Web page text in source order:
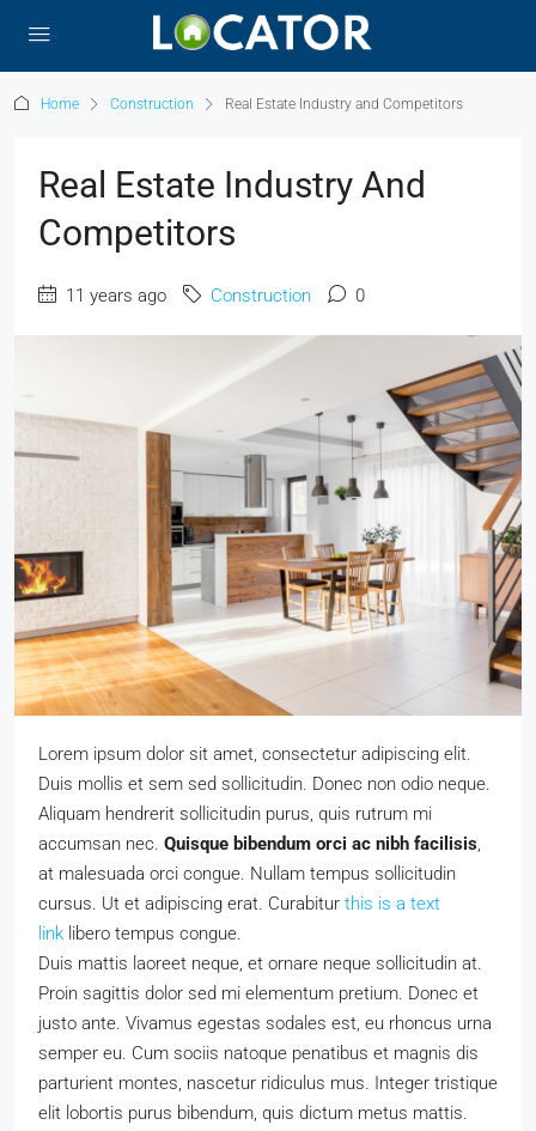
Home Construction Real Estate Industry and Competitors
Real Estate Industry And
Competitors
11 years ago Construction 0
Lorem ipsum dolor sit amet, consectetur adipiscing elit.
Duis mollis et sem sed sollicitudin. Donec non odio neque.
Aliquam hendrerit sollicitudin purus, quis rutrum mi
accumsan nec. Quisque bibendum orci ac nibh facilisis,
at malesuada orci congue. Nullam tempus sollicitudin
cursus. Ut et adipiscing erat. Curabitur this is a text
link libero tempus congue.
Duis mattis laoreet neque, et ornare neque sollicitudin at.
Proin sagittis dolor sed mi elementum pretium. Donec et
justo ante. Vivamus egestas sodales est, eu rhoncus urna
semper eu. Cum sociis natoque penatibus et magnis dis
parturient montes, nascetur ridiculus mus. Integer tristique
elit lobortis purus bibendum, quis dictum metus mattis.